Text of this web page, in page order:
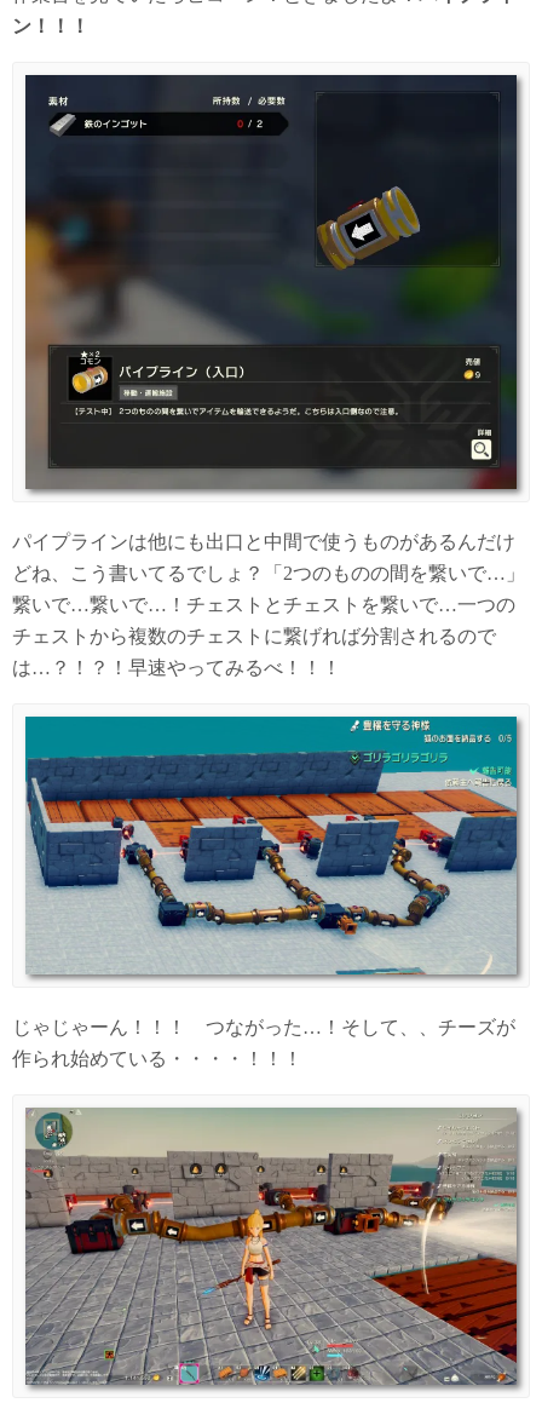
ン！！！
パイプラインは他にも出口と中間で使うものがあるんだけ
どね、こう書いてるでしょ？「2つのものの間を繋いで…」
繋いで…繋いで…！チェストとチェストを繋いで…一つの
チェストから複数のチェストに繋げれば分割されるので
は…？！？！早速やってみるべ！！！
じゃじゃーん！！！ つながった…！そして、、チーズが
作られ始めている・・・・！！！